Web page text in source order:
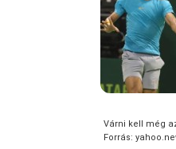
Várni kell még
Forrás: